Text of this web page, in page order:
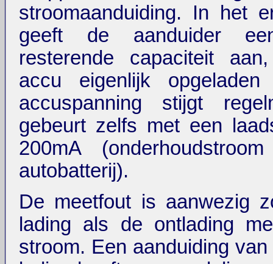
stroomaanduiding. In het
geeft de aanduider
resterende capaciteit
accu eigenlijk
accuspanning stijgt
gebeurt zelfs met een
200mA
autobatterij).
De meetfout is aanwezig
lading als de ontlading
stroom. Een aanduiding